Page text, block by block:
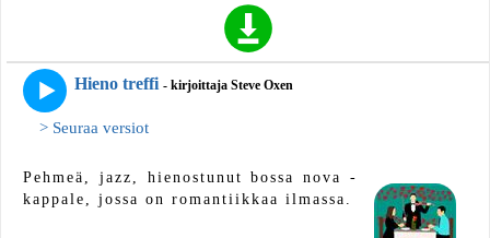
Hieno treffi - kirjoittaja Steve Oxen
> Seuraa versiot
Pehmeä, jazz, hienostunut bossa nova -
kappale, jossa on romantiikkaa ilmassa.